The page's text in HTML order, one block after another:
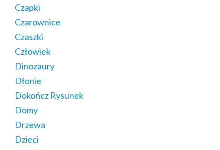
Czapki
Czarownice
Czaszki
Człowiek
Dinozaury
Dłonie
Dokończ Rysunek
Domy
Drzewa
Dzieci